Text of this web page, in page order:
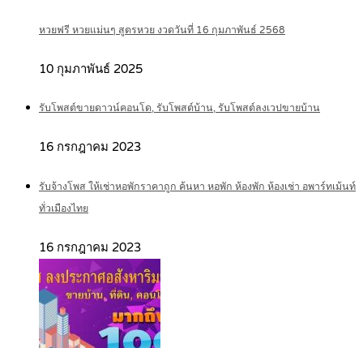
หวยฟรี หวยแม่นๆ สูตรหวย งวดวันที่ 16 กุมภาพันธ์ 2568
10 กุมภาพันธ์ 2025
รับโพสต์ขายดาวน์คอนโด, รับโพสต์บ้าน, รับโพสต์ลงเวปขายบ้าน
16 กรกฎาคม 2023
รับจ้างโพส ให้เช่าหอพักราคาถูก ค้นหา หอพัก ห้องพัก ห้องเช่า อพาร์ทเม้นท์
ทั่วเมืองไทย
16 กรกฎาคม 2023